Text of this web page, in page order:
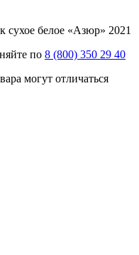
сухое белое «Азюр» 2021
по 8 (800) 350 29 40
могут отличаться